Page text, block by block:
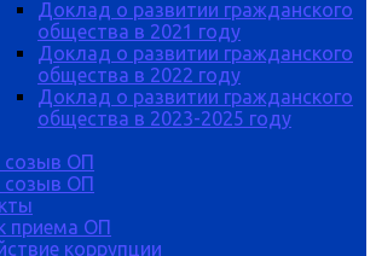
Доклад о развитии гражданского
общества в 2021 году
Доклад о развитии гражданского
общества в 2022 году
Доклад о развитии гражданского
общества в 2023-2025 году
созыв ОП
созыв ОП
приема ОП
коррупции